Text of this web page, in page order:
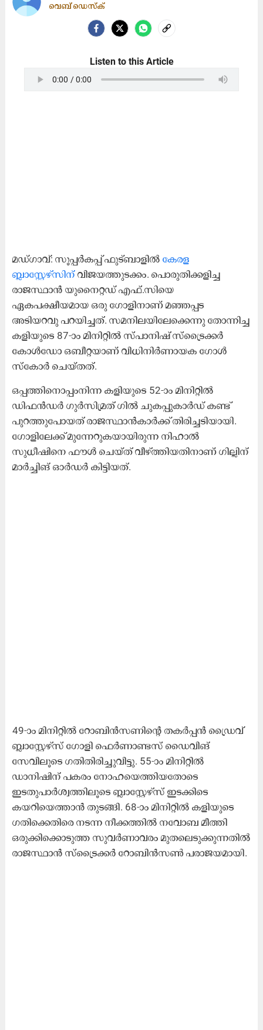
വെബ് ഡെസ്ക്
Listen to this Article
മഡ്ഗാവ്: സൂപ്പർകപ്പ് ഫുട്ബാളിൽ കേരള
ബ്ലാസ്റ്റേഴ്സിന്വിജയത്തുടക്കം. പൊരുതിക്കളിച്ച
രാജസ്ഥാൻ യുനൈറ്റഡ് എഫ്.സിയെ
ഏകപക്ഷീയമായ ഒരു ഗോളിനാണ് മഞ്ഞപ്പട
അടിയറവു പറയിച്ചത്. സമനിലയിലേക്കെന്നു തോന്നിച്ച
കളിയുടെ 87-ാം മിനിറ്റിൽ സ്പാനിഷ് സ്ട്രൈക്കർ
കോൾഡോ ഒബീറ്റയാണ് വിധിനിർണായക ഗോൾ
സ്കോർ ചെയ്തത്.
ഒപ്പത്തിനൊപ്പംനിന്ന കളിയുടെ 52-ാം മിനിറ്റിൽ
ഡിഫൻഡർ ഗുർസിമ്രത് ഗിൽ ചുകപ്പുകാർഡ് കണ്ട്
പുറത്തുപോയത് രാജസ്ഥാൻകാർക്ക് തിരിച്ചടിയായി.
ഗോളിലേക്ക് മുന്നേറുകയായിരുന്ന നിഹാൽ
സുധീഷിനെ ഫൗൾ ചെയ്ത് വീഴ്ത്തിയതിനാണ് ഗില്ലിന്
മാർച്ചിങ് ഓർഡർ കിട്ടിയത്.
49-ാം മിനിറ്റിൽ റോബിൻസണിന്റെ തകർപ്പൻ ഡ്രൈവ്
ബ്ലാസ്റ്റേഴ്സ് ഗോളി ഫെർണാണ്ടസ് ഡൈവിങ് ​
സേവിലൂടെ ഗതിതിരിച്ചുവിട്ടു. 55-ാം മിനിറ്റിൽ
ഡാനിഷിന് പകരം നോഹയെത്തിയതോടെ
ഇടതുപാർശ്വത്തിലൂടെ ബ്ലാസ്റ്റേഴ്സ് ഇടക്കിടെ
കയറിയെത്താൻ തുടങ്ങി. 68-ാം മിനിറ്റിൽ കളിയുടെ
ഗതിക്കെതിരെ നടന്ന നീക്കത്തിൽ നവോബ മീത്തി
ഒരുക്കിക്കൊടുത്ത സുവർണാവരം മുതലെടുക്കുന്നതിൽ
രാജസ്ഥാൻ സ്ട്രൈക്കർ റോബിൻസൺ പരാജയമായി.